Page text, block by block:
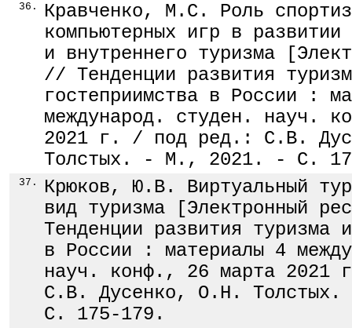
36.
Кравченко, М.С. Роль
компьютерных игр в развитии
и внутреннего туризма
// Тенденции развития
гостеприимства в России :
международ. студен. науч.
2021 г. / под ред.: С.В.
Толстых. - М., 2021. - С.
37.
Крюков, Ю.В. Виртуальный
вид туризма [Электронный
Тенденции развития туризма
в России : материалы 4
науч. конф., 26 марта
С.В. Дусенко, О.Н.
С. 175-179.